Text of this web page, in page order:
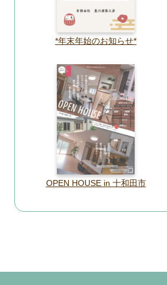
*年末年始のお知らせ*
OPEN HOUSE in 十和田市